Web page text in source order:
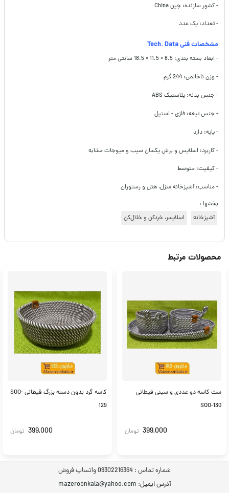
- کشور سازنده: چین China
- تعداد: یک عدد
مشخصات فنی Tech. Data
- ابعاد بسته بندی: 8.5 × 11.5 × 18.5 سانتی متر
- وزن ناخالص: 244 گرم
- جنس بدنه: پلاستیک ABS
- جنس تیغه: فلزی - استیل
- پایه: دارد
- کاربرد: اسلایس و برش یکسان سیب و میوجات مشابه
- کیفیت: متوسط
- مناسب: آشپزخانه منزل، هتل و رستوران
بخشها :
آشپزخانه
اسلایسر، خردکن و خلال‌کن
محصولات مرتبط
ست کاسه دو عددی و سینی قیطانی
SOO-130
399,000 تومان
کاسه گرد بدون دسته بزرگ قیطانی SOO-
129
399,000 تومان
شماره تماس : 09302216364 واتساپ فروش
آدرس ایمیل: mazeroonkala@yahoo.com